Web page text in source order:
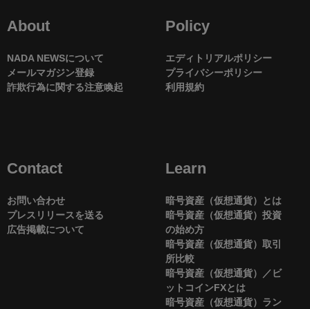
About
NADA NEWSについて
メールマガジン登録
詐欺行為に関する注意喚起
Policy
エディトリアルポリシー
プライバシーポリシー
利用規約
Contact
お問い合わせ
プレスリリースを送る
広告掲載について
Learn
暗号資産（仮想通貨）とは
暗号資産（仮想通貨）投資
の始め方
暗号資産（仮想通貨）取引
所比較
暗号資産（仮想通貨）／ビ
ットコインFXとは
暗号資産（仮想通貨）ラン